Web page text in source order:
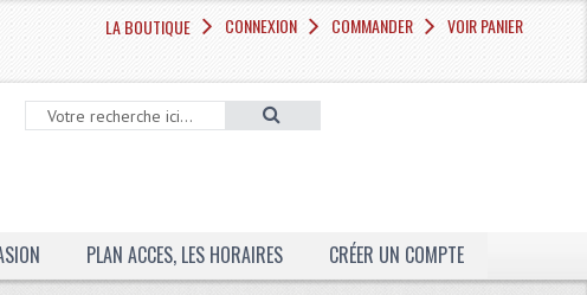
LA BOUTIQUE CONNEXION COMMANDER VOIR PANIER
PLAN ACCES, LES HORAIRES CRÉER UN COMPTE